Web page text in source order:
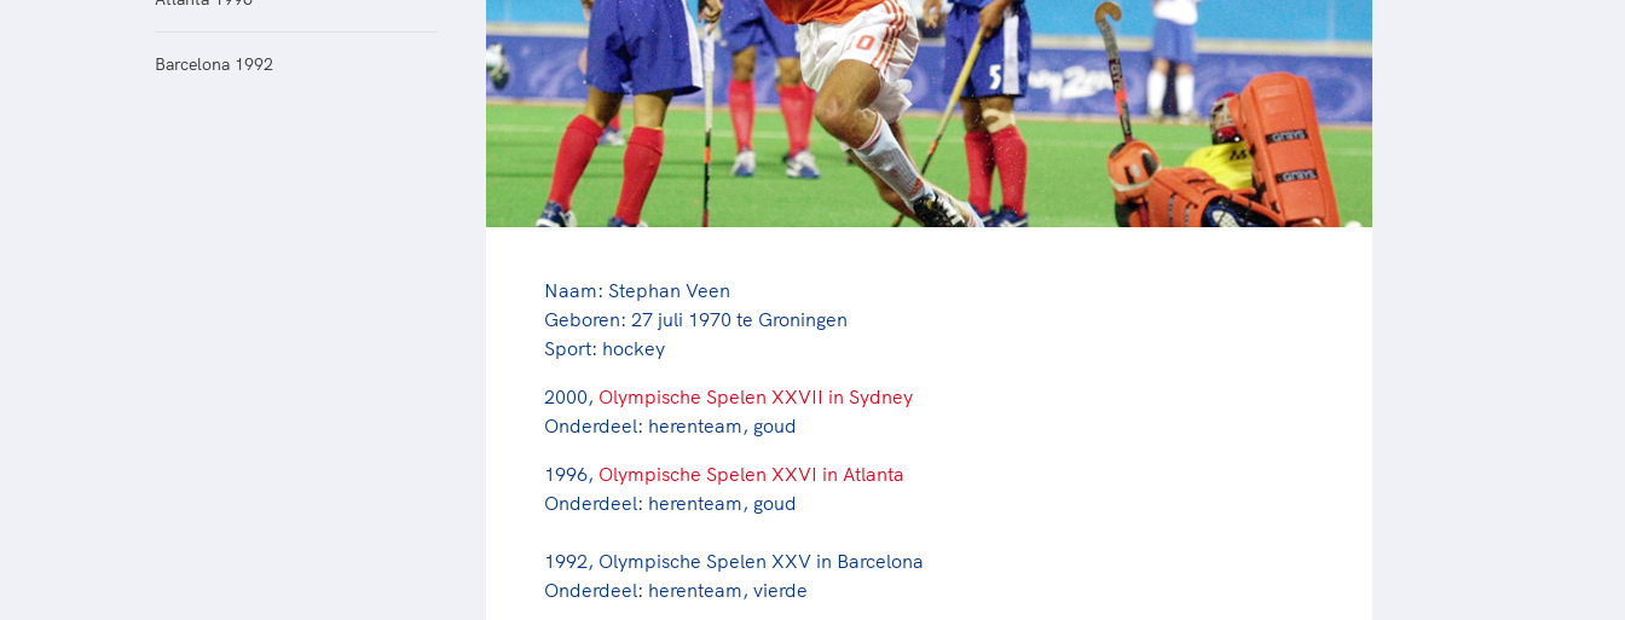
positionering van sport
Sportonderzoek
je moeder of de hockeywedstrijd
van je buurjongen.
Lees verder
Diversiteit en inclusie
Gezonde sportomgeving
Vitale clubs en bestuurlijk kader
Lees verder
Barcelona 1992
Naam: Stephan Veen
Geboren: 27 juli 1970 te Groningen
Sport: hockey
2000, Olympische Spelen XXVII in Sydney
Onderdeel: herenteam, goud
1996, Olympische Spelen XXVI in Atlanta
Onderdeel: herenteam, goud
1992, Olympische Spelen XXV in Barcelona
Onderdeel: herenteam, vierde